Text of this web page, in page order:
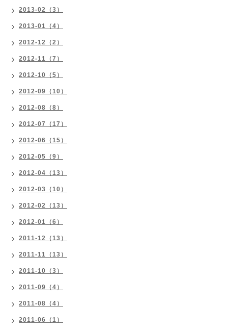
2013-02（3）
2013-01（4）
2012-12（2）
2012-11（7）
2012-10（5）
2012-09（10）
2012-08（8）
2012-07（17）
2012-06（15）
2012-05（9）
2012-04（13）
2012-03（10）
2012-02（13）
2012-01（6）
2011-12（13）
2011-11（13）
2011-10（3）
2011-09（4）
2011-08（4）
2011-06（1）